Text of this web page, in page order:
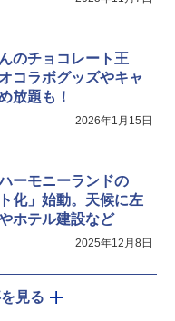
のチョコレート王
コラボグッズやキャ
放題も！
2026年1月15日
ーモニーランドの
化」始動。天候に左
ホテル建設など
2025年12月8日
見る